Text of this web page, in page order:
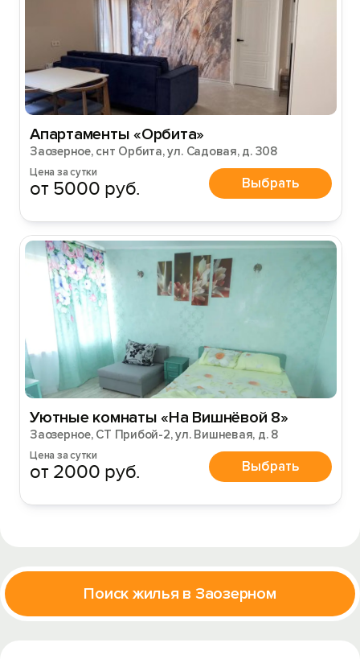
Апартаменты «Орбита»
Заозерное, снт Орбита, ул. Садовая, д. 308
Цена за сутки
от 5000 руб. Выбрать
Уютные комнаты «На Вишнёвой 8»
Заозерное, СТ Прибой-2, ул. Вишневая, д. 8
Цена за сутки
от 2000 руб. Выбрать
Поиск жилья в Заозерном